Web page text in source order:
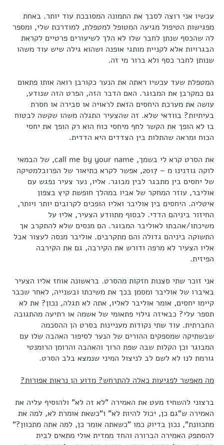
עכשיו אני רוצה לסבך את התמונה המסובכת עוד יותר. באחת
מפגישות הטיפול מגיעה המטופל למטפלת, למודרכת שלי, ומספר
לה שהכסף שנתן לחבר שלו לא הלך לשיעורים פרטיים לקראת
הבגרויות אלא לקניית מותגי אופנה ושהוא גילה שיש עוד משהו
שנותן לחבר כסף ולא ברור מי זה.
המטפלת שעד עכשיו ראתה את הנער כקורבן רואה אותו פתאום
גם כמקרבן את המבוגר. האם הדבר הזה, הפרט הזה שנודע,
עושה את מערכת היחסים הזאת לראויה או סבירה או חסרת
בעיתיות? בוודאי שלא. זה שהצעיר התגלה משהו שקשה לבטוח
בו לא הופך את הקשר לחף מיחסי כוח הוא רק הופך את יחסי
הכוח ומראה שהתלות בין הצדדים היא הדדית.
את הסרט קרא לי בשמך, call me by your name, של הבמאי
לוקה גודנינו מ – 2017, אפשר לקרא כתיאור של הפרובלמטיקה
של יחסים בין מתבגר לבין מבוגר. אליו, נער צעיר נפגש עם
אוליבר, עוזר המחקר של אביו במהלך חופשת קיץ בצפון
איטליה. היחסים בין אוליבר ואליו הופכים לקרובים יותר ויותר,
החיזור ביניהם הדדי. לבסוף מתוודע הצעיר, אליו על
משיכתו/אהבתו לאוליבר המבוגר. הם מנסים שלא להתקרב אך
התשוקה ביניהם גדולה והם מתקרבים. אוליבר מנסה לעצור אבל
אליו הצעיר לא מרפה ודורש את הקירבה, גם את הקירבה
הפיזית.
אני זוכר שתי סצנות חזקות מהסרט. בראשונה אוחז אליו הצעיר
באיברו של אוליבר ומסמן בכך את משיכתו ובשנייה, לאחר שכבר
קיימו יחסים, אומר אוליבר לאליו, אתה לא תגלה, נכון? את לא
תספר עלי? כבאיזה גילוי פתאומי של אשמה או רתיעה מהתגובה
החברתית. עוד שתי נקודות מעניינות בסרט הן ההסכמה
שבשתיקה שמספקים ההורים של הנער לסיפור האהבה שלו עם
המבוגר וכן הקלות שבה שפת הרוך והאהבה והרומן הרומנטי
גורמת לנו לא לשם לב לניצול המיני שנמצא בלב הסרט.
מה מאפשר לפגיעות כאלה להתרחש? מדוע הן נראות אפורות?
ברצוני להשחיז מעט את האמירה "לא זה לא" ולהוסיף עליה את
האמירה ש"גם כן, יכול להיות לא" ו"כשאת אומרת לא, למה את
מתכוונת", נכון בדיוק כמו "כשאתה אומר כן, למה אתה מתכוון?"
להסתפק האמירה הברורה והחד ממדית אולי מתאים לבית